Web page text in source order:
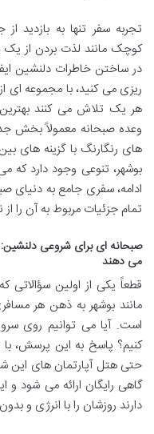
تجربه سفر تنها به بازدید
کوچک مانند لذت بردن از یک
در ساختن خاطرات دلنشین
ریزی می کنید، با مجموعه ای
هر یک تلاش می کنند بهترین
وعده صبحانه معمولاً بخش
های رنگارنگ با گزینه های
بوشهر، تنوعی وجود دارد که
ادامه، سفری جامع به دنیای
تمام جزئیات مربوط به آن را
صبحانه ای برای شروعی
می دهند
قطعاً یکی از اولین سؤالاتی
مانند بوشهر به ذهن هر
است. آیا می توانیم روی
کنیم؟ پاسخ به این پرسش،
حتی هتل آپارتمان های این
گاهی رایگان ارائه می شود
دارند روزشان را با انرژی و